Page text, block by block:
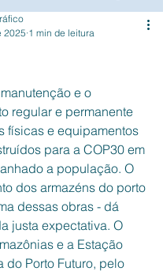
2025 1 min de leitura
NaN de 5 estrelas.
e o
regular e permanente
físicas e equipamentos
para a COP30 em
a população. O
dos armazéns do porto
dessas obras - dá
justa expectativa. O
e a Estação
do Porto Futuro, pelo